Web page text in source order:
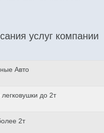
услуг компании
Авто
до 2т
2т